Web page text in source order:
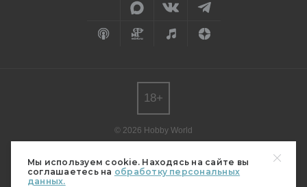
Мы используем cookie. Находясь на сайте вы
соглашаетесь на обработку персональных
данных.
© 2026 Hobby World
редакции.
Мнение авторов может не совпадать с мнением редакции.
18+